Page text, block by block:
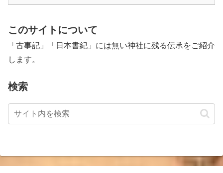
このサイトについて
「古事記」「日本書紀」には無い神社に残る伝承をご紹介
します。
検索